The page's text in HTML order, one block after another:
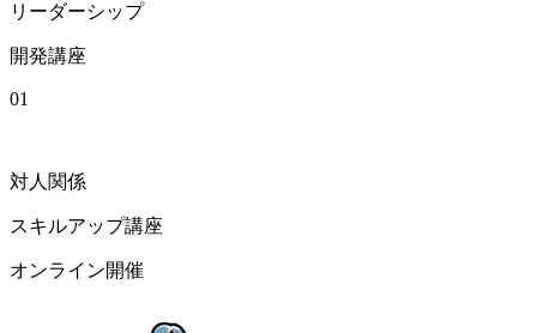
リーダーシップ
開発講座
01
対人関係
スキルアップ講座
オンライン開催